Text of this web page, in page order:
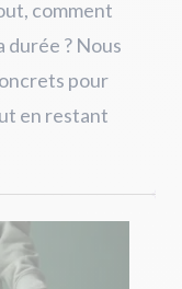
comment
durée ? Nous
pour
en restant